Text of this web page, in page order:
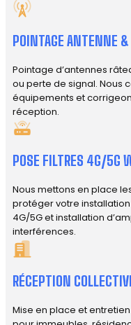
POINTAGE ANTENNE &
Pointage d’antennes
ou perte de signal. Nous
équipements et
réception.
POSE FILTRES 4G/5G
Nous mettons en place
protéger votre
4G/5G et installation
interférences.
RÉCEPTION
Mise en place et